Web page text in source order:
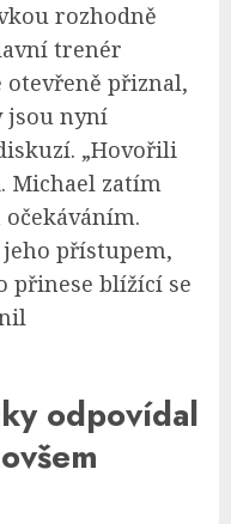
rozhodně
trenér
otevřeně přiznal,
jsou nyní
„Hovořili
Michael zatím
přístupem,
přinese blížící se
odpovídal